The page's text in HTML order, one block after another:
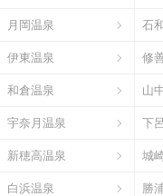
月岡温泉 石
伊東温泉 修
和倉温泉 山
宇奈月温泉 下
新穂高温泉 城
白浜温泉 勝